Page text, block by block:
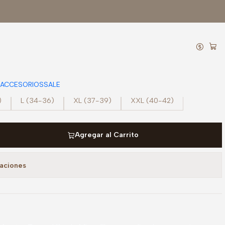
ACCESORIOSSALE
Palo Rosa
L (34-36) XL (37-39) XXL (40-42)
Agregar al Carrito